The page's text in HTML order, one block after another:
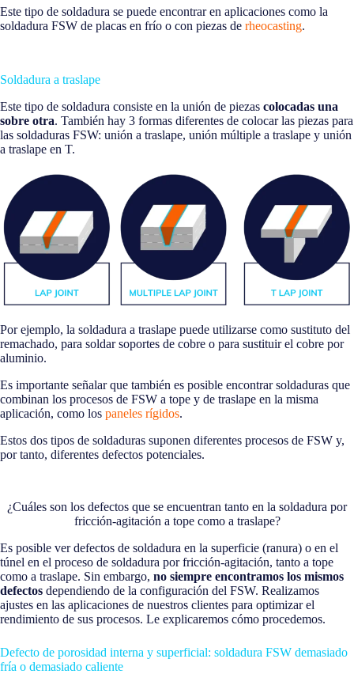
Este tipo de soldadura se puede encontrar en aplicaciones como la
soldadura FSW de placas en frío o con piezas de rheocasting.
Soldadura a traslape
Este tipo de soldadura consiste en la unión de piezas colocadas una
sobre otra. También hay 3 formas diferentes de colocar las piezas para
las soldaduras FSW: unión a traslape, unión múltiple a traslape y unión
a traslape en T.
Por ejemplo, la soldadura a traslape puede utilizarse como sustituto del
remachado, para soldar soportes de cobre o para sustituir el cobre por
aluminio.
Es importante señalar que también es posible encontrar soldaduras que
combinan los procesos de FSW a tope y de traslape en la misma
aplicación, como los paneles rígidos.
Estos dos tipos de soldaduras suponen diferentes procesos de FSW y,
por tanto, diferentes defectos potenciales.
¿Cuáles son los defectos que se encuentran tanto en la soldadura por
fricción-agitación a tope como a traslape?
Es posible ver defectos de soldadura en la superficie (ranura) o en el
túnel en el proceso de soldadura por fricción-agitación, tanto a tope
como a traslape. Sin embargo, no siempre encontramos los mismos
defectos dependiendo de la configuración del FSW. Realizamos
ajustes en las aplicaciones de nuestros clientes para optimizar el
rendimiento de sus procesos. Le explicaremos cómo procedemos.
Defecto de porosidad interna y superficial: soldadura FSW demasiado
fría o demasiado caliente